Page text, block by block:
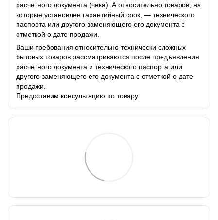
расчетного документа (чека). А относительно товаров, на
которые установлен гарантийный срок, — технического
паспорта или другого заменяющего его документа с
отметкой о дате продажи.
Ваши требования относительно технически сложных
бытовых товаров рассматриваются после предъявления
расчетного документа и технического паспорта или
другого заменяющего его документа с отметкой о дате
продажи.
Предоставим консультацию по товару